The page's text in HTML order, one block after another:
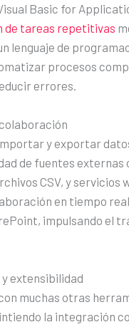
Basic for
de tareas repetitivas
lenguaje de
procesos
errores.
y exportar
de fuentes externas
CSV, y servicios
en tiempo
impulsando el
extensibilidad
muchas otras
la integración